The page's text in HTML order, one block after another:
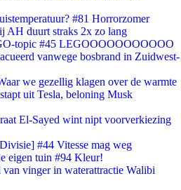
#81 Horrorzomer
AH duurt straks 2x zo lang
topic #45 LEGOOOOOOOOOOO
vanwege bosbrand in Zuidwest-
we gezellig klagen over de warmte
uit Tesla, beloning Musk
El-Sayed wint nipt voorverkiezing
#44 Vitesse mag weg
eigen tuin #94 Kleur!
van vinger in waterattractie Walibi